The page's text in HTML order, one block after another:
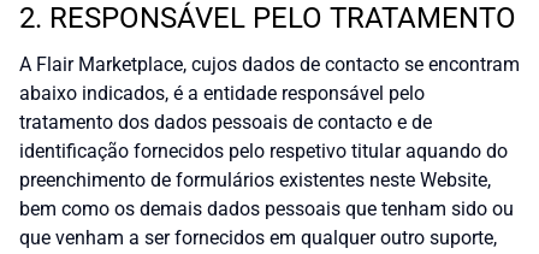
2. RESPONSÁVEL PELO TRATAMENTO
A Flair Marketplace, cujos dados de contacto se encontram
abaixo indicados, é a entidade responsável pelo
tratamento dos dados pessoais de contacto e de
identificação fornecidos pelo respetivo titular aquando do
preenchimento de formulários existentes neste Website,
bem como os demais dados pessoais que tenham sido ou
que venham a ser fornecidos em qualquer outro suporte,